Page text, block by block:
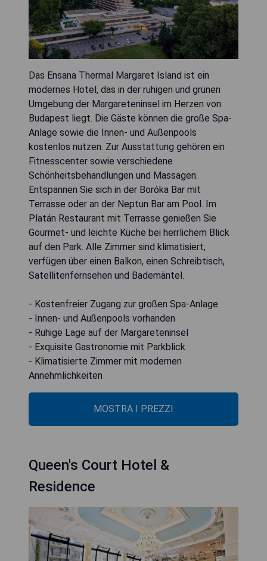
Das Ensana Thermal Margaret Island ist ein
modernes Hotel, das in der ruhigen und grünen
Umgebung der Margareteninsel im Herzen von
Budapest liegt. Die Gäste können die große Spa-
Anlage sowie die Innen- und Außenpools
kostenlos nutzen. Zur Ausstattung gehören ein
Fitnesscenter sowie verschiedene
Schönheitsbehandlungen und Massagen.
Entspannen Sie sich in der Boróka Bar mit
Terrasse oder an der Neptun Bar am Pool. Im
Platán Restaurant mit Terrasse genießen Sie
Gourmet- und leichte Küche bei herrlichem Blick
auf den Park. Alle Zimmer sind klimatisiert,
verfügen über einen Balkon, einen Schreibtisch,
Satellitenfernsehen und Bademäntel.
- Kostenfreier Zugang zur großen Spa-Anlage
- Innen- und Außenpools vorhanden
- Ruhige Lage auf der Margareteninsel
- Exquisite Gastronomie mit Parkblick
- Klimatisierte Zimmer mit modernen
Annehmlichkeiten
MOSTRA I PREZZI
Queen's Court Hotel &
Residence